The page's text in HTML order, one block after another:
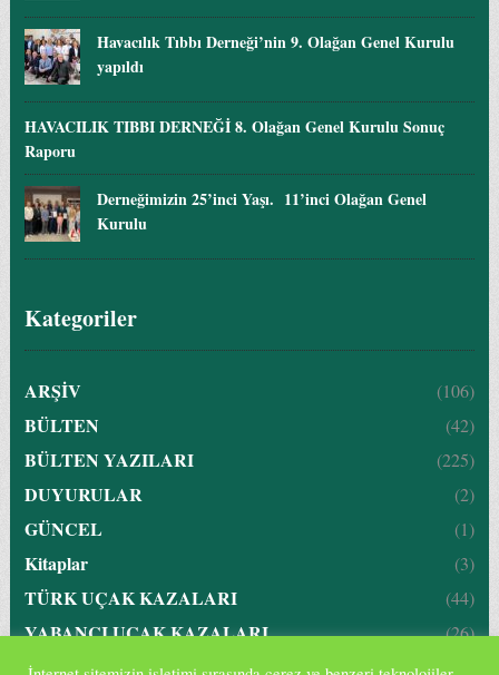
Havacılık Tıbbı Derneği’nin 9. Olağan Genel Kurulu
yapıldı
HAVACILIK TIBBI DERNEĞİ 8. Olağan Genel Kurulu Sonuç
Raporu
Derneğimizin 25’inci Yaşı. 11’inci Olağan Genel
Kurulu
Kategoriler
ARŞİV (106)
BÜLTEN (42)
BÜLTEN YAZILARI (225)
DUYURULAR (2)
GÜNCEL (1)
Kitaplar (3)
TÜRK UÇAK KAZALARI (44)
YABANCI UÇAK KAZALARI (26)